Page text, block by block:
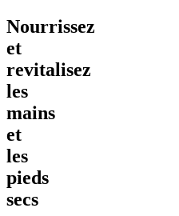
Nourrissez
et
revitalisez
les
mains
et
les
pieds
secs